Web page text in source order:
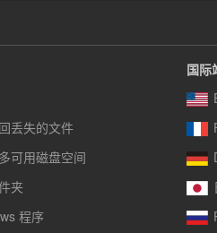
丢失的文件
可用磁盘空间
夹
程序
国际